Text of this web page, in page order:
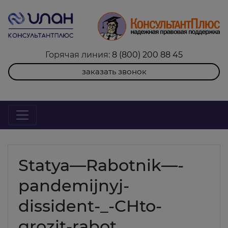
Горячая линия: 8 (800) 200 88 45
заказать звонок
Statya—Rabotnik—-
pandemijnyj-
dissident-_-CHto-